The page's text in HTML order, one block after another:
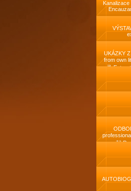
Kanalizace
UKÁZKY
from own
录
献